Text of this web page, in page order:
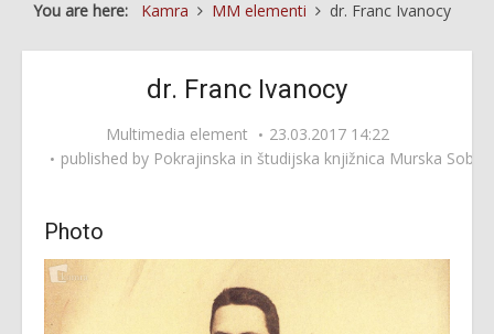
You are here: Kamra MM elementi dr. Franc Ivanocy
dr. Franc Ivanocy
Multimedia element
23.03.2017 14:22
published by Pokrajinska in študijska knjižnica Murska
Photo